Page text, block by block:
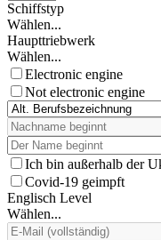
Schiffstyp
Wählen...
Haupttriebwerk
Wählen...
Electronic engine
Not electronic engine
Ich bin außerhalb der
Covid-19 geimpft
Englisch Level
Wählen...